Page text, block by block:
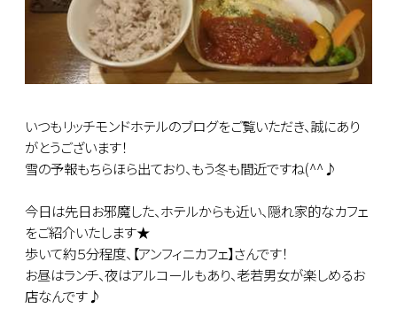
いつもリッチモンドホテルのブログをご覧いただき、誠にあり
がとうございます！
雪の予報もちらほら出ており、もう冬も間近ですね(^^♪
今日は先日お邪魔した、ホテルからも近い、隠れ家的なカフェ
をご紹介いたします★
歩いて約５分程度、【アンフィニカフェ】さんです！
お昼はランチ、夜はアルコールもあり、老若男女が楽しめるお
店なんです♪